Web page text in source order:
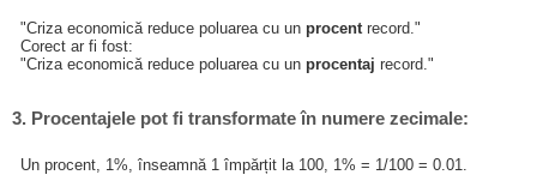
"Criza economică reduce poluarea cu unprocentrecord."
Corect ar fi fost:
"Criza economică reduce poluarea cu unprocentaj record."
3. Procentajele pot fi transformate în numere zecimale:
Un procent, 1%, înseamnă 1 împărțit la 100, 1% = 1/100 = 0.01.